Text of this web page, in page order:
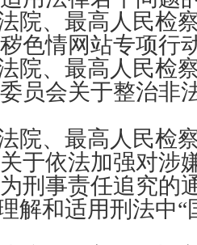
院、最高人民检
色情网站专项行
院、最高人民检
员会关于整治非
院、最高人民检
于依法加强对涉
刑事责任追究的
解和适用刑法中“